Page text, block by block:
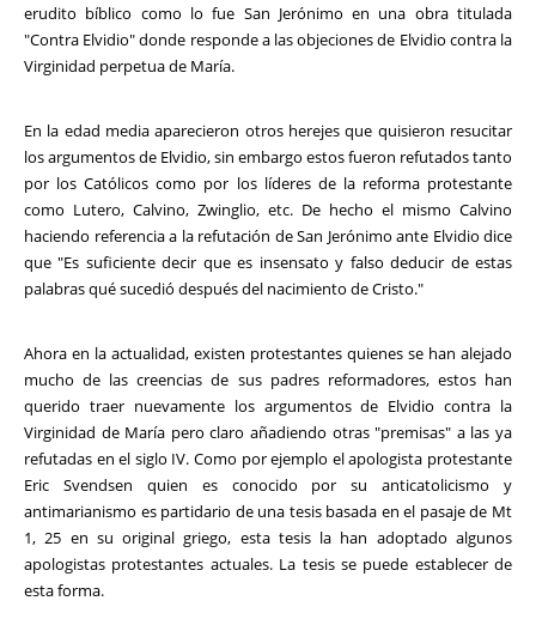
erudito bíblico como lo fue San Jerónimo en una obra titulada
"Contra Elvidio" donde responde a las objeciones de Elvidio contra la
Virginidad perpetua de María.
En la edad media aparecieron otros herejes que quisieron resucitar
los argumentos de Elvidio, sin embargo estos fueron refutados tanto
por los Católicos como por los líderes de la reforma protestante
como Lutero, Calvino, Zwinglio, etc. De hecho el mismo Calvino
haciendo referencia a la refutación de San Jerónimo ante Elvidio dice
que "Es suficiente decir que es insensato y falso deducir de estas
palabras qué sucedió después del nacimiento de Cristo."
Ahora en la actualidad, existen protestantes quienes se han alejado
mucho de las creencias de sus padres reformadores, estos han
querido traer nuevamente los argumentos de Elvidio contra la
Virginidad de María pero claro añadiendo otras "premisas" a las ya
refutadas en el siglo IV. Como por ejemplo el apologista protestante
Eric Svendsen quien es conocido por su anticatolicismo y
antimarianismo es partidario de una tesis basada en el pasaje de Mt
1, 25 en su original griego, esta tesis la han adoptado algunos
apologistas protestantes actuales. La tesis se puede establecer de
esta forma.